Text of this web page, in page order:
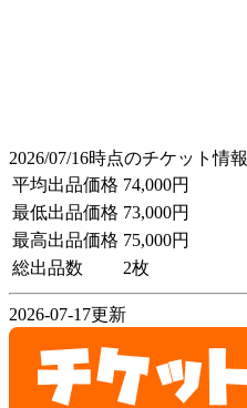
2026/07/16時点のチケット情報
平均出品価格 74,000円
最低出品価格 73,000円
最高出品価格 75,000円
総出品数
2枚
2026-07-17更新